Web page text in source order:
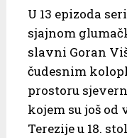
U 13 epizoda
sjajnom
slavni Goran
čudesnim
prostoru
kojem su još od
Terezije u 18.